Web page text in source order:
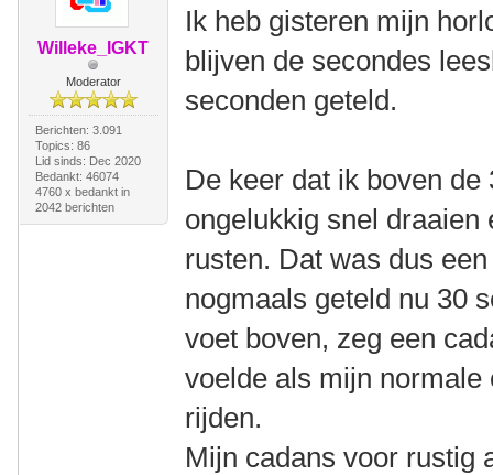
Willeke_IGKT
Moderator
Berichten: 3.091
Topics: 86
Lid sinds: Dec 2020
Bedankt: 46074
4760 x bedankt in
2042 berichten
Ik heb gisteren mijn
blijven de secondes
seconden geteld.
De keer dat ik boven
ongelukkig snel
rusten. Dat was dus
nogmaals geteld nu 30
voet boven, zeg een
voelde als mijn
rijden.
Mijn cadans voor rustig